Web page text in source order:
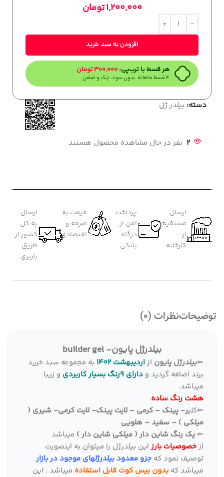
1,200,000تومان
افزودن به سبد خرید
هر قسط با ترب‌پی: 300,000تومان
۴ قسط ماهانه. بدون سود، چک و ضامن.
دسته: بیلدر ژل
2 نفر در حال مشاهده محصول هستند
ارسال
مستقیم
از
کارخانه
پرداخت
امن از
درگاه
بانکی
قیمت به
صرفه و
اقتصادی
ارسال
به کل
کشور از
طریق
باربری
توضیحاتنظرات (0)
بیلدرژل پایون- builder gel
⇐بیلدرژل پایون ازاردیبهشت 1402
به مجموعه سبد خرید
برند اضافه گردید و دارای 9رنگ بسیار کاربردی
و زیبا
میباشد.
هشت رنگ ساده
⇐کلیر- پینک – کرمی – لایت پینک- لایت کرمی- شیری (
میلکی ) – سفید – هلویی
⇐یک رنگ شاین دار ( میلکی شاین دار ) میباشد
ازخصوصیات بارزاین بیلدرژل را میتوان به اینصورت
توصیف نمود که جزو معدود بیلدرژلهای موجود در بازار
میباشد که بدون بیس کوت قابل استفاده میباشد . این